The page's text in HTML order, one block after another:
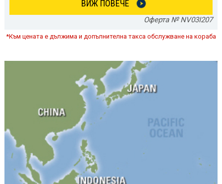
ВИЖ ПОВЕЧЕ
Оферта № NV03I207
*Към цената е дължима и допълнителна такса обслужване на кораба